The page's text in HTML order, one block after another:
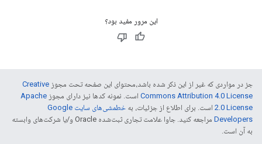
این مرور مفید بود؟
جز در مواردی که غیر از این ذکر شده باشد،‌محتوای این صفحه تحت مجوز Creative
Commons Attribution 4.0 License است. نمونه کدها نیز دارای مجوز Apache
2.0 License است. برای اطلاع از جزئیات، به
خطمشی‌های سایت Google
Developers‏
مراجعه کنید. جاوا علامت تجاری ثبت‌شده Oracle و/یا شرکت‌های وابسته
به آن است.